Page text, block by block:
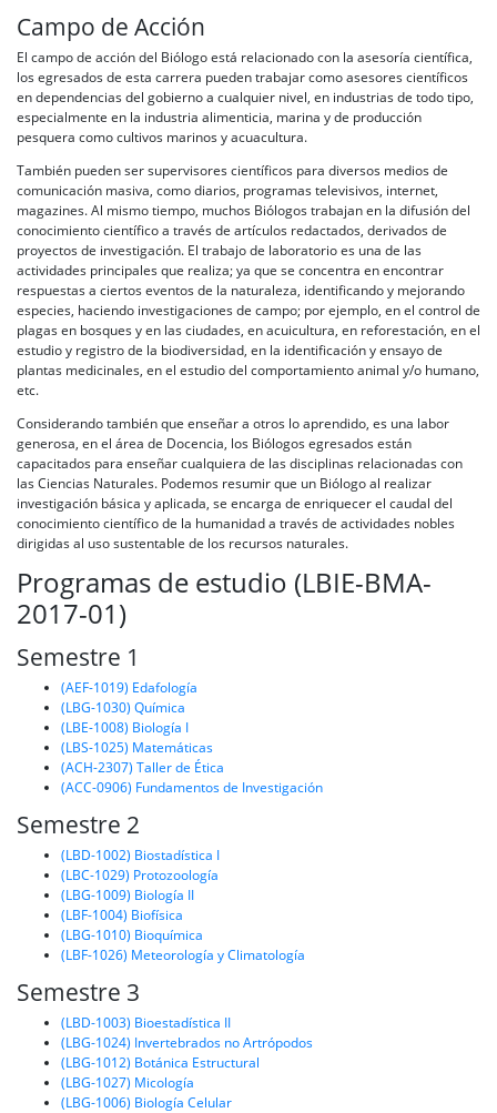
Campo de Acción
El campo de acción del Biólogo está relacionado con la asesoría científica,
los egresados de esta carrera pueden trabajar como asesores científicos
en dependencias del gobierno a cualquier nivel, en industrias de todo tipo,
especialmente en la industria alimenticia, marina y de producción
pesquera como cultivos marinos y acuacultura.
También pueden ser supervisores científicos para diversos medios de
comunicación masiva, como diarios, programas televisivos, internet,
magazines. Al mismo tiempo, muchos Biólogos trabajan en la difusión del
conocimiento científico a través de artículos redactados, derivados de
proyectos de investigación. El trabajo de laboratorio es una de las
actividades principales que realiza; ya que se concentra en encontrar
respuestas a ciertos eventos de la naturaleza, identificando y mejorando
especies, haciendo investigaciones de campo; por ejemplo, en el control de
plagas en bosques y en las ciudades, en acuicultura, en reforestación, en el
estudio y registro de la biodiversidad, en la identificación y ensayo de
plantas medicinales, en el estudio del comportamiento animal y/o humano,
etc.
Considerando también que enseñar a otros lo aprendido, es una labor
generosa, en el área de Docencia, los Biólogos egresados están
capacitados para enseñar cualquiera de las disciplinas relacionadas con
las Ciencias Naturales. Podemos resumir que un Biólogo al realizar
investigación básica y aplicada, se encarga de enriquecer el caudal del
conocimiento científico de la humanidad a través de actividades nobles
dirigidas al uso sustentable de los recursos naturales.
Programas de estudio (LBIE-BMA-
2017-01)
Semestre 1
(AEF-1019) Edafología
(LBG-1030) Química
(LBE-1008) Biología I
(LBS-1025) Matemáticas
(ACH-2307) Taller de Ética
(ACC-0906) Fundamentos de Investigación
Semestre 2
(LBD-1002) Biostadística I
(LBC-1029) Protozoología
(LBG-1009) Biología II
(LBF-1004) Biofísica
(LBG-1010) Bioquímica
(LBF-1026) Meteorología y Climatología
Semestre 3
(LBD-1003) Bioestadística II
(LBG-1024) Invertebrados no Artrópodos
(LBG-1012) Botánica Estructural
(LBG-1027) Micología
(LBG-1006) Biología Celular